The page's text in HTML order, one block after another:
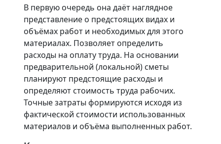
В первую очередь она даёт наглядное
представление о предстоящих видах и
объёмах работ и необходимых для этого
материалах. Позволяет определить
расходы на оплату труда. На основании
предварительной (локальной) сметы
планируют предстоящие расходы и
определяют стоимость труда рабочих.
Точные затраты формируются исходя из
фактической стоимости использованных
материалов и объёма выполненных работ.